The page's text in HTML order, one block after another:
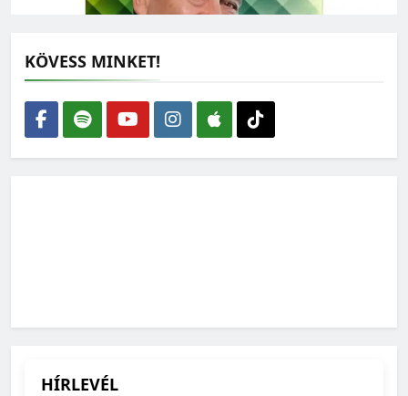
Lehet-e rendszerkritika nélkül zöldnek lenni?
2026-07-27
2026-07-15
KÖVESS MINKET!
HÍRLEVÉL